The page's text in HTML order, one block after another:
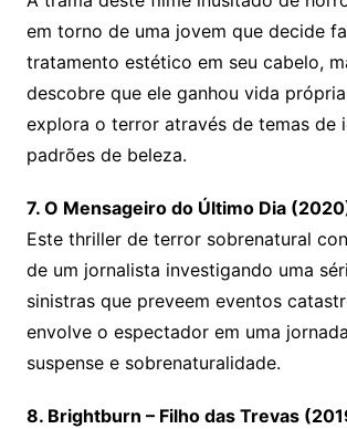
em torno de uma jovem que decide
tratamento estético em seu cabelo,
descobre que ele ganhou vida
explora o terror através de temas de
padrões de beleza.
7. O Mensageiro do Último Dia
Este thriller de terror sobrenatural
de um jornalista investigando uma
sinistras que preveem eventos
envolve o espectador em uma
suspense e sobrenaturalidade.
8. Brightburn – Filho das Trevas